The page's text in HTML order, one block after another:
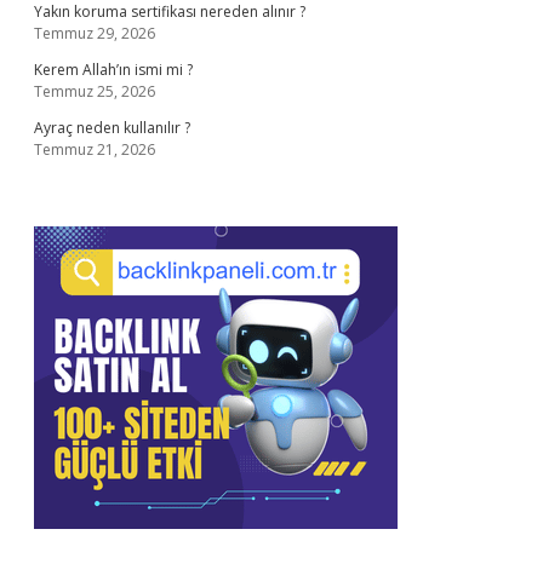
Yakın koruma sertifikası nereden alınır ?
Temmuz 29, 2026
Kerem Allah’ın ismi mi ?
Temmuz 25, 2026
Ayraç neden kullanılır ?
Temmuz 21, 2026